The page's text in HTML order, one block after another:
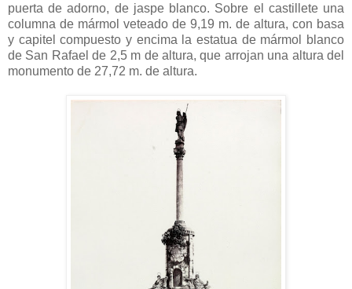
puerta de adorno, de jaspe blanco. Sobre el castillete una
columna de mármol veteado de 9,19 m. de altura, con basa
y capitel compuesto y encima la estatua de mármol blanco
de San Rafael de 2,5 m de altura, que arrojan una altura del
monumento de 27,72 m. de altura.